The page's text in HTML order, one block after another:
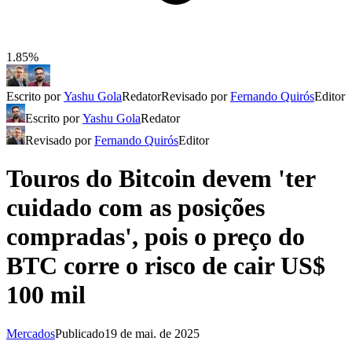
1.85%
Escrito porYashu GolaRedatorRevisado porFernando QuirósEditor
Escrito porYashu GolaRedator
Revisado porFernando QuirósEditor
Touros do Bitcoin devem 'ter
cuidado com as posições
compradas', pois o preço do
BTC corre o risco de cair US$
100 mil
MercadosPublicado19 de mai. de 2025